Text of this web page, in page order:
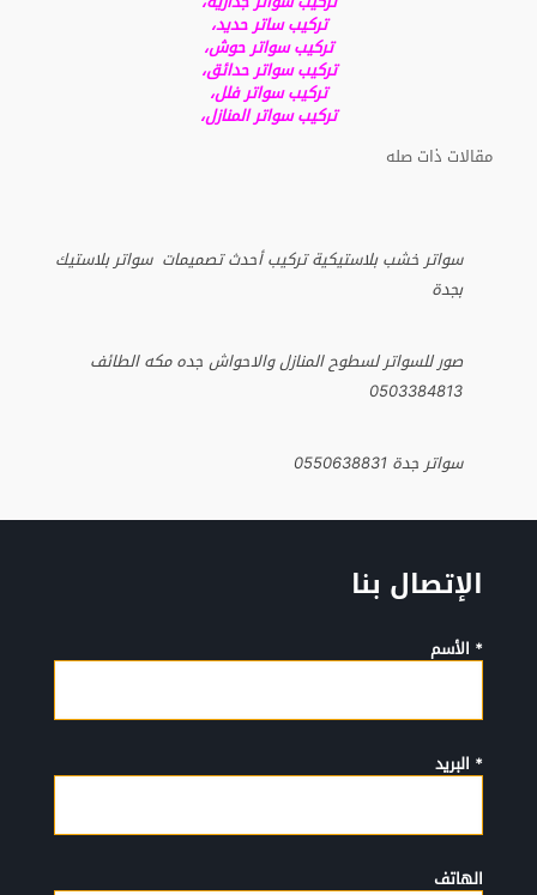
تركيب ساتر حديد،
تركيب سواتر حوش،
تركيب سواتر حدائق،
تركيب سواتر فلل،
تركيب سواتر المنازل،
مقالات ذات صله
سواتر خشب بلاستيكية تركيب أحدث تصميمات سواتر بلاستيك
بجدة
صور للسواتر لسطوح المنازل والاحواش جده مكه الطائف
0503384813
سواتر جدة 0550638831
الإتصال بنا
* الأسم
* البريد
الهاتف